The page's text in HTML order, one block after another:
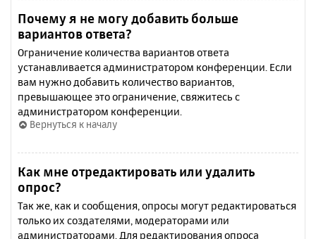
Почему я не могу добавить больше
вариантов ответа?
Ограничение количества вариантов ответа
устанавливается администратором конференции. Если
вам нужно добавить количество вариантов,
превышающее это ограничение, свяжитесь с
администратором конференции.
Вернуться к началу
Как мне отредактировать или удалить
опрос?
Так же, как и сообщения, опросы могут редактироваться
только их создателями, модераторами или
администраторами. Для редактирования опроса